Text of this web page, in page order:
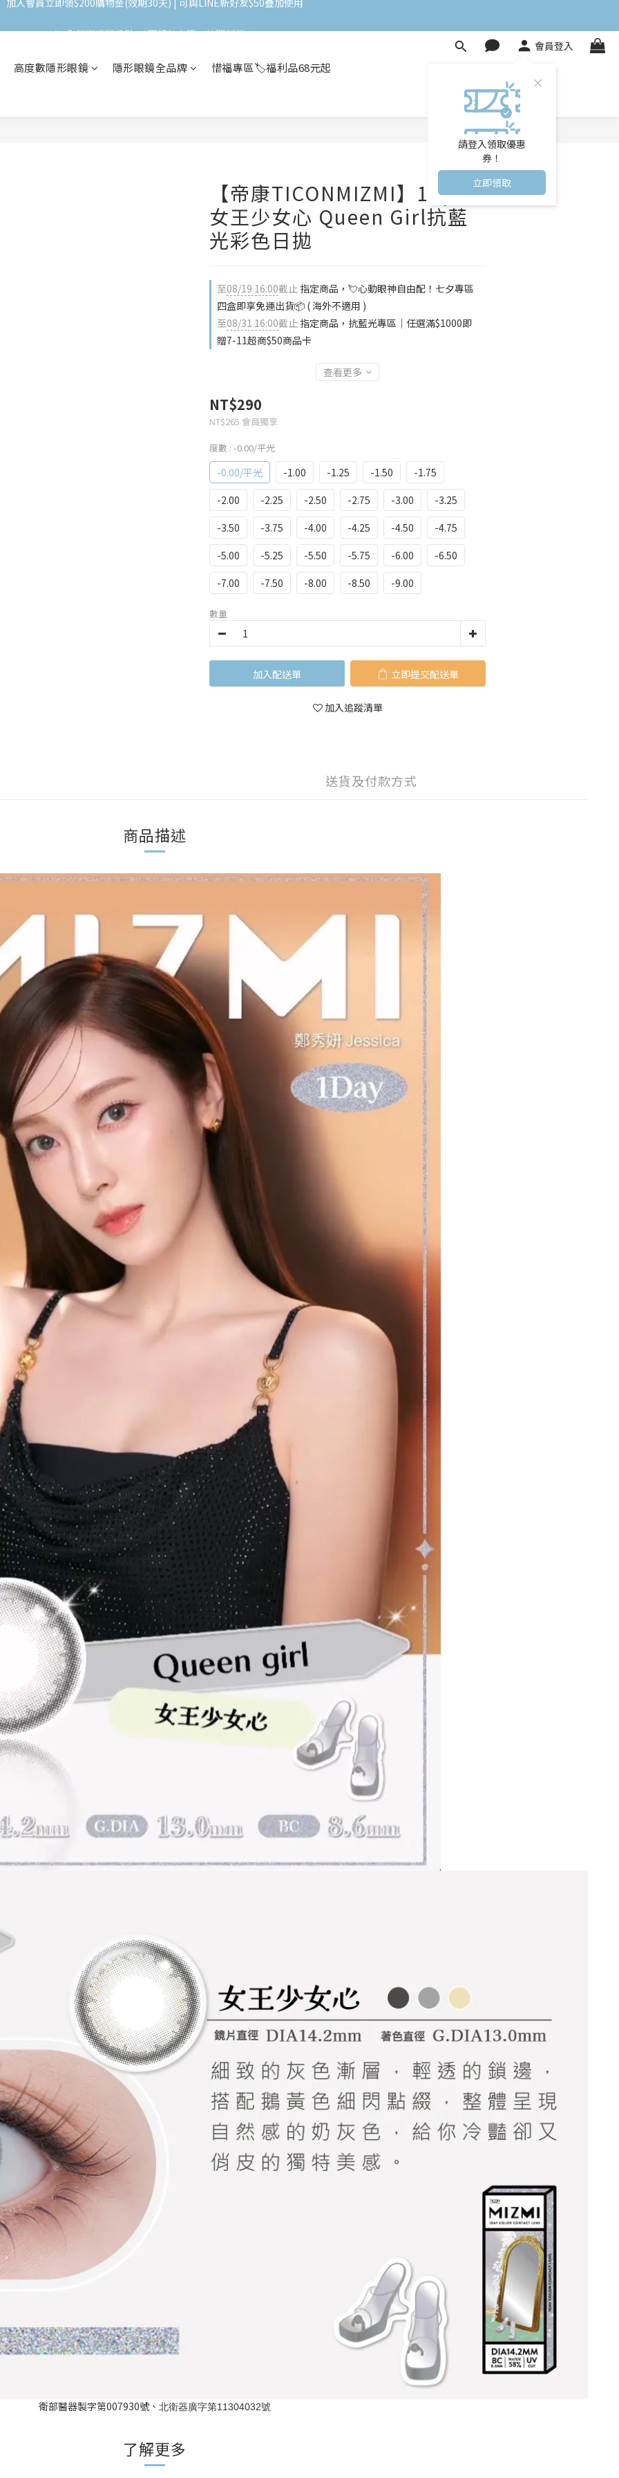
加入會員立即領$200購物金(效期30天) | 可與LINE新好友$50疊加使用
會員登入
請登入領取優惠
券！
立即領取
高度數隱形眼鏡 隱形眼鏡全品牌 惜福專區🏷️福利品68元起
【帝康TICONMIZMI】10pcs
女王少女心 Queen Girl抗藍
光彩色日拋
至08/19 16:00截止 指定商品，💘心動眼神自由配！七夕專區
四盒即享免運出貨📦 ( 海外不適用 )
至08/31 16:00截止 指定商品，抗藍光專區｜任選滿$1000即
贈7-11超商$50商品卡
查看更多
NT$290
NT$265 會員獨享
度數 : -0.00/平光
-0.00/平光 -1.00 -1.25 -1.50
-1.75
-2.00
-2.25 -2.50 -2.75 -3.00
-3.25
-3.50
-3.75 -4.00 -4.25 -4.50
-4.75
-5.00
-5.25 -5.50 -5.75 -6.00
-6.50
-7.00
-7.50 -8.00 -8.50 -9.00
數量
加入購物車 立即購買
加入追蹤清單
送貨及付款方式
商品描述
衛部醫器製字第007930號、 北衛器廣字第11304032號
了解更多
立即購買